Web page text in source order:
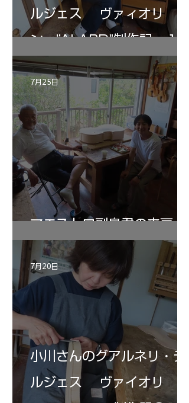
ルジェス ヴァィオリ
ン ”ALARD"制作記 １2
マエストロ副島君の来房
7月25日
小川さんのグアルネリ・デ
ルジェス ヴァイオリ
7月20日